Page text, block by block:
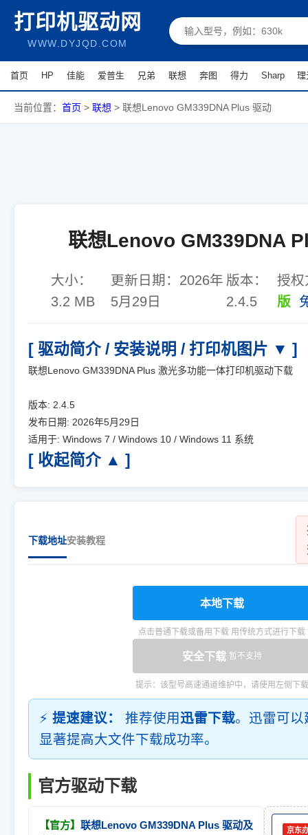
打印机驱动网
WWW.DYJQD.COM
首页 HP 佳能 爱普生 兄弟 联想 奔图 得力 Sharp 理
当前位置： 首页 > 联想 > 联想Lenovo GM339DNA Plus 驱动
联想Lenovo GM339DNA
大小：
3.2 MB
更新日期： 2026年
5月29日
版本：
2.4.5
授
版
[ 驱动简介 / 安装说明 / 打印机图片 ▼ ]
联想Lenovo GM339DNA Plus 激光多功能一体打印机驱动下载
版本: 2.4.5
发布日期: 2026年5月29日
适用于: Windows 7 / Windows 10 / Windows 11 系统
[ 收起简介 ▲ ]
下载地址安装教程
本地下载
点击普通下载或备用下载 用传统方式进行下载
安全下载 暂不支持
提示：该型号高速通道维护中，请使用左侧下载
⚡ 提速建议： 推荐使用迅雷下载。迅雷可
显著提高大文件下载成功率。
官方驱动下载
【官方】 联想Lenovo GM339DNA Plus 驱动及
京东